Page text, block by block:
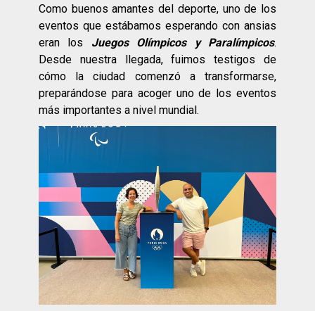
Como buenos amantes del deporte, uno de los
eventos que estábamos esperando con ansias
eran los Juegos Olímpicos y Paralímpicos.
Desde nuestra llegada, fuimos testigos de
cómo la ciudad comenzó a transformarse,
preparándose para acoger uno de los eventos
más importantes a nivel mundial.